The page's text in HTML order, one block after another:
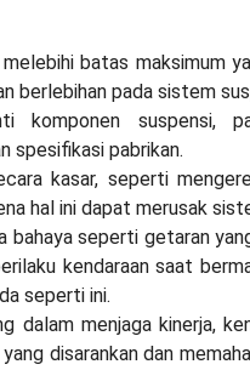
batas maksimum
berlebihan pada sistem
komponen suspensi,
spesifikasi pabrikan.
kasar, seperti
hal ini dapat merusak
bahaya seperti getaran
kendaraan saat
seperti ini.
dalam menjaga kinerja,
disarankan dan